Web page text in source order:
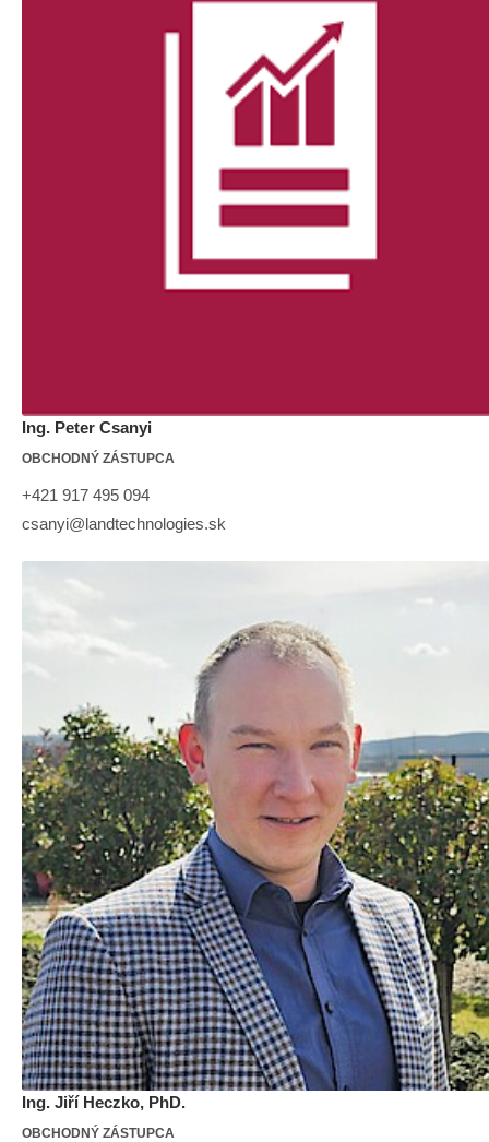
Ing. Peter Csanyi
OBCHODNÝ ZÁSTUPCA
+421 917 495 094
csanyi@landtechnologies.sk
Ing. Jiří Heczko, PhD.
OBCHODNÝ ZÁSTUPCA